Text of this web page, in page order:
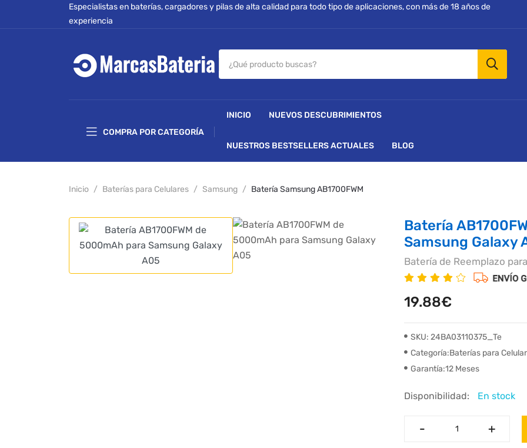
Especialistas en baterías, cargadores y pilas de alta calidad para todo tipo de aplicaciones, con más de 18 años de
experiencia
COMPRA POR CATEGORÍA
INICIO NUEVOS DESCUBRIMIENTOS
NUESTROS BESTSELLERS ACTUALES BLOG
Inicio Baterías para Celulares Samsung Batería Samsung AB1700FWM
Batería
Samsung Galaxy
Batería de Reemplazo
19.88€
SKU: 24BA03110375_Te
Categoría:Baterías para
Garantía:12 Meses
Disponibilidad: En stock
- +
- +